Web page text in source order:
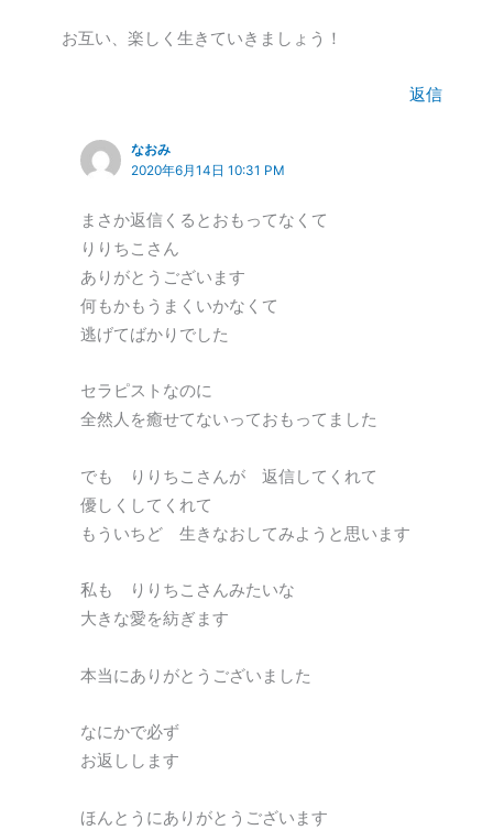
お互い、楽しく生きていきましょう！
返信
なおみ
2020年6月14日 10:31 PM
まさか返信くるとおもってなくて
りりちこさん
ありがとうございます
何もかもうまくいかなくて
逃げてばかりでした
セラピストなのに
全然人を癒せてないっておもってました
でも りりちこさんが 返信してくれて
優しくしてくれて
もういちど 生きなおしてみようと思います
私も りりちこさんみたいな
大きな愛を紡ぎます
本当にありがとうございました
なにかで必ず
お返しします
ほんとうにありがとうございます